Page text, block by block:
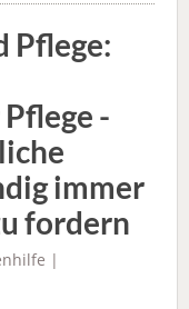
Pflege:
-
immer
fordern
|